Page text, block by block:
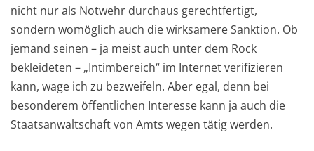
nicht nur als Notwehr durchaus gerechtfertigt,
sondern womöglich auch die wirksamere Sanktion. Ob
jemand seinen – ja meist auch unter dem Rock
bekleideten – „Intimbereich“ im Internet verifizieren
kann, wage ich zu bezweifeln. Aber egal, denn bei
besonderem öffentlichen Interesse kann ja auch die
Staatsanwaltschaft von Amts wegen tätig werden.